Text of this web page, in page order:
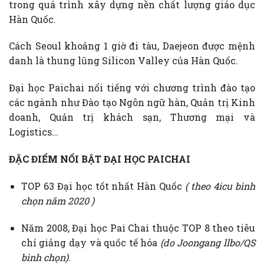
trong quá trình xây dựng nền chất lượng giáo dục
Hàn Quốc.
Cách Seoul khoảng 1 giờ đi tàu, Daejeon được mệnh
danh là thung lũng Silicon Valley của Hàn Quốc.
Đại học Paichai nổi tiếng với chương trình đào tạo
các ngành như Đào tạo Ngôn ngữ hàn, Quản trị Kinh
doanh, Quản trị khách sạn, Thương mại và
Logistics…
ĐẶC ĐIỂM NỔI BẬT ĐẠI HỌC PAICHAI
TOP 63 Đại học tốt nhất Hàn Quốc ( theo 4icu bình
chọn năm 2020 )
Năm 2008, Đại học Pai Chai thuộc TOP 8 theo tiêu
chí giảng dạy và quốc tế hóa (do Joongang llbo/QS
bình chọn).